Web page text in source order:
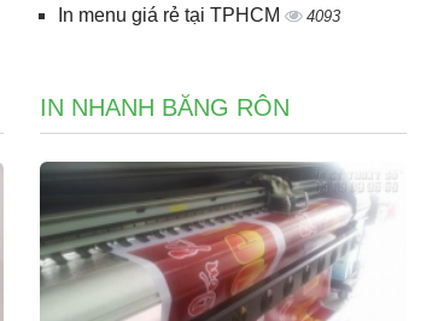
In menu giá rẻ tại TPHCM 4093
IN NHANH BĂNG RÔN